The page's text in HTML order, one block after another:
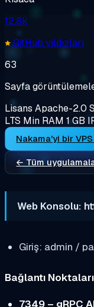
12.8k
GitHub yıldızları
63
Sayfa
Lisans Apache-2.0
LTS Min RAM 1 GB
Nakama'yi bir
← Tüm
Web Konsolu:
Giriş: admin /
Bağlantı
7349 – gRPC